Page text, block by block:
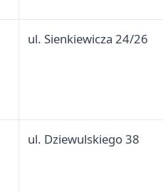
ul. Sienkiewicza 24/26
ul. Dziewulskiego 38